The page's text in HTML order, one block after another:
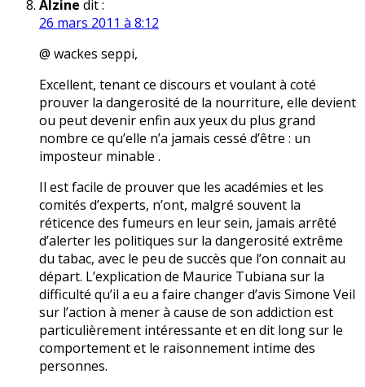
Alzine dit :
26 mars 2011 à 8:12
@ wackes seppi,
Excellent, tenant ce discours et voulant à coté
prouver la dangerosité de la nourriture, elle devient
ou peut devenir enfin aux yeux du plus grand
nombre ce qu’elle n’a jamais cessé d’être : un
imposteur minable .
Il est facile de prouver que les académies et les
comités d’experts, n’ont, malgré souvent la
réticence des fumeurs en leur sein, jamais arrêté
d’alerter les politiques sur la dangerosité extrême
du tabac, avec le peu de succès que l’on connait au
départ. L’explication de Maurice Tubiana sur la
difficulté qu’il a eu a faire changer d’avis Simone Veil
sur l’action à mener à cause de son addiction est
particulièrement intéressante et en dit long sur le
comportement et le raisonnement intime des
personnes.